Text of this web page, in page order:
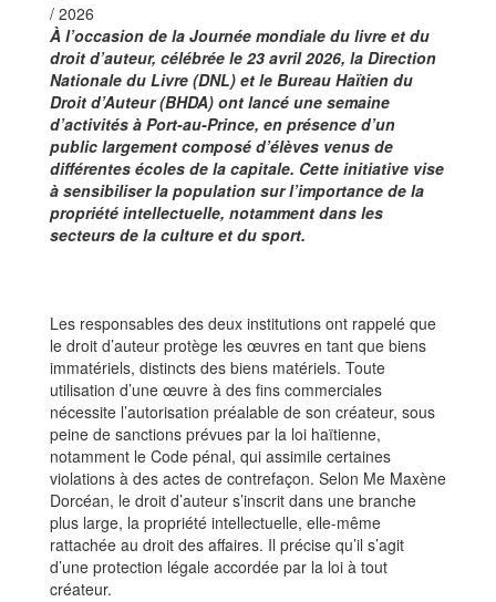
/ 2026
À l’occasion de la Journée mondiale du livre et du
droit d’auteur, célébrée le 23 avril 2026, la Direction
Nationale du Livre (DNL) et le Bureau Haïtien du
Droit d’Auteur (BHDA) ont lancé une semaine
d’activités à Port-au-Prince, en présence d’un
public largement composé d’élèves venus de
différentes écoles de la capitale. Cette initiative vise
à sensibiliser la population sur l’importance de la
propriété intellectuelle, notamment dans les
secteurs de la culture et du sport.
Les responsables des deux institutions ont rappelé que
le droit d’auteur protège les œuvres en tant que biens
immatériels, distincts des biens matériels. Toute
utilisation d’une œuvre à des fins commerciales
nécessite l’autorisation préalable de son créateur, sous
peine de sanctions prévues par la loi haïtienne,
notamment le Code pénal, qui assimile certaines
violations à des actes de contrefaçon. Selon Me Maxène
Dorcéan, le droit d’auteur s’inscrit dans une branche
plus large, la propriété intellectuelle, elle-même
rattachée au droit des affaires. Il précise qu’il s’agit
d’une protection légale accordée par la loi à tout
créateur.